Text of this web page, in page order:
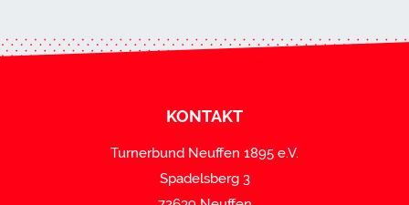
KONTAKT
Turnerbund Neuffen 1895 e.V.
Spadelsberg 3